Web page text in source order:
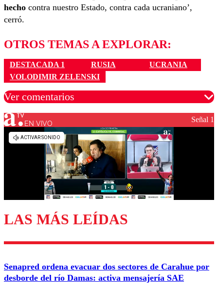
hecho contra nuestro Estado, contra cada ucraniano’,
cerró.
OTROS TEMAS A EXPLORAR:
DESTACADA 1 RUSIA
UCRANIA
VOLODIMIR ZELENSKI
Ver comentarios
Los comentarios son moderados para garantizar un
diálogo respetuoso.
Enviar comentario
EN VIVO Señal 1
LAS MÁS LEÍDAS
Senapred ordena evacuar dos sectores de Carahue por
desborde del río Damas: activa mensajería SAE